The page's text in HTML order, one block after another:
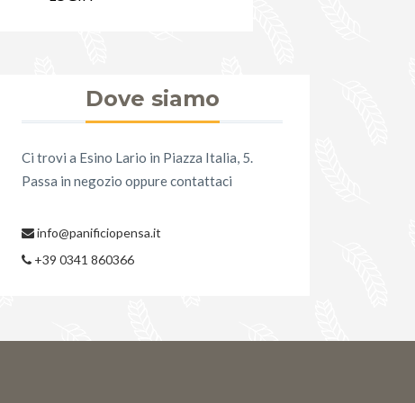
Dove siamo
Ci trovi a Esino Lario in Piazza Italia, 5.
Passa in negozio oppure contattaci
info@panificiopensa.it
+39 0341 860366